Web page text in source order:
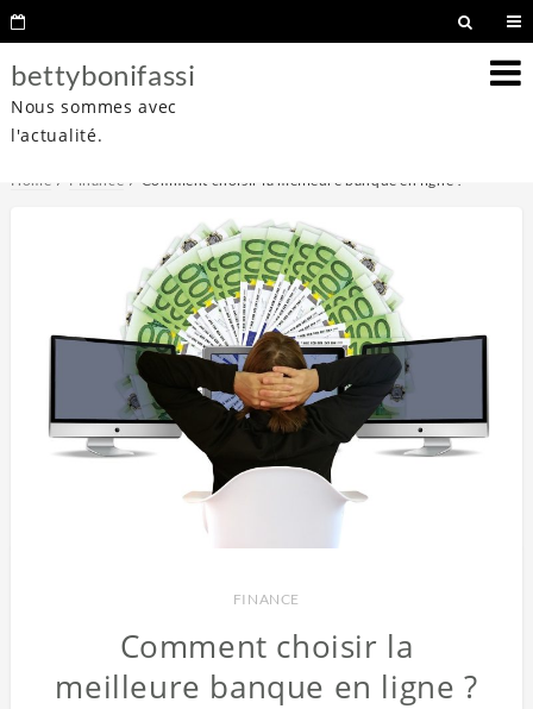
bettybonifassi
Nous sommes avec
l'actualité.
Home Finance Comment choisir la meilleure banque en ligne ?
FINANCE
Comment choisir la
meilleure banque en ligne ?